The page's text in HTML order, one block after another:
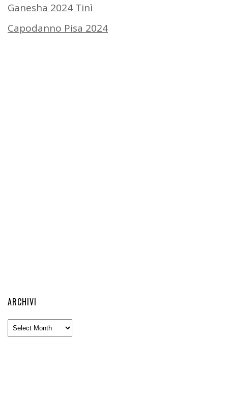
Ganesha 2024 Tinì
Capodanno Pisa 2024
ARCHIVI
Archivi